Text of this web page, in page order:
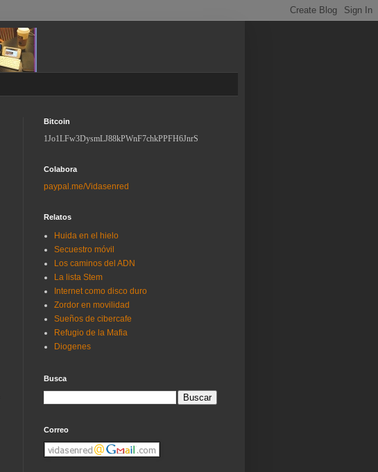
Bitcoin
1Jo1LFw3DysmLJ88kPWnF7chkPPFH6JnrS
Colabora
paypal.me/Vidasenred
Relatos
Huida en el hielo
Secuestro móvil
Los caminos del ADN
La lista Stem
Internet como disco duro
Zordor en movilidad
Sueños de cibercafe
Refugio de la Mafia
Diogenes
Busca
Correo